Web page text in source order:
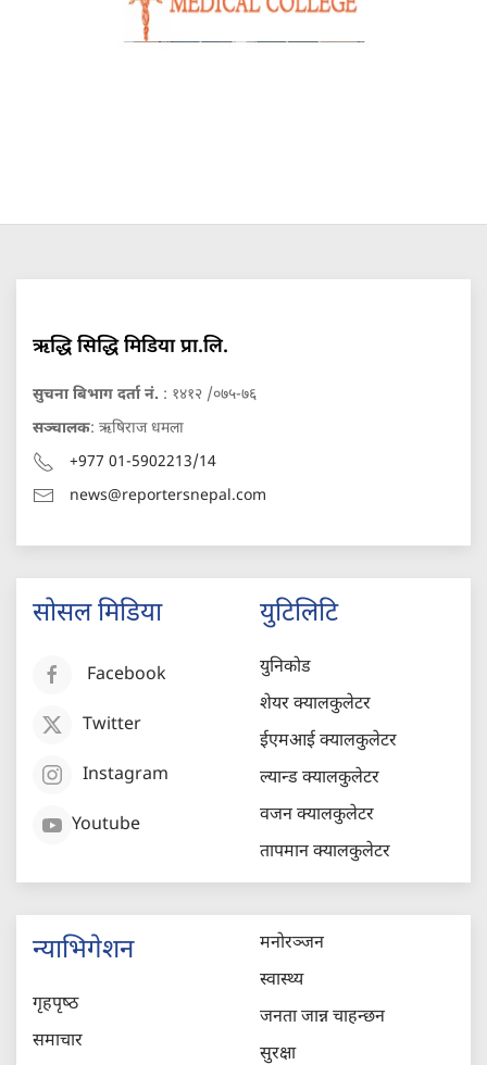
ऋद्धि सिद्धि मिडिया प्रा.लि.
सुचना बिभाग दर्ता नं. : १४१२ /०७५-७६
सञ्चालक: ऋषिराज धमला
+977 01-5902213/14
news@reportersnepal.com
सोसल मिडिया
Facebook
Twitter
Instagram
Youtube
युटिलिटि
युनिकोड
शेयर क्यालकुलेटर
ईएमआई क्यालकुलेटर
ल्यान्ड क्यालकुलेटर
वजन क्यालकुलेटर
तापमान क्यालकुलेटर
न्याभिगेशन
गृहपृष्‍ठ
समाचार
मनोरञ्जन
स्वास्थ्य
जनता जान्न चाहन्छन
सुरक्षा